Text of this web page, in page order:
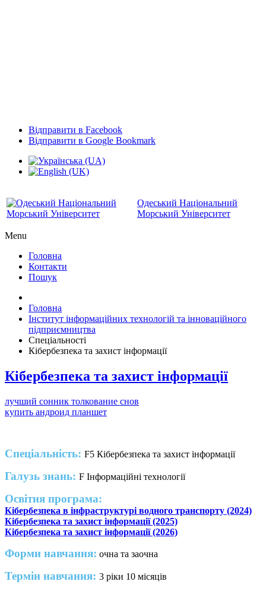
Відправити в Facebook
Відправити в Google Bookmark
Одеський Національний
Морський Університет
Menu
Головна
Контакти
Пошук
Головна
Інститут інформаційних технологій та інноваційного
підприємництва
Спеціальності
Кібербезпека та захист інформації
Кібербезпека та захист інформації
лучший сонник толкование снов
купить андроид планшет
Спеціальність: F5 Кібербезпека та захист інформації
Галузь знань: F Інформаційні технології
Освітня програма:
Кібербезпека в інфраструктурі водного транспорту (2024)
Кібербезпека та захист інформації (2025)
Кібербезпека та захист інформації (2026)
Форми навчання: очна та заочна
Термін навчання: 3 ріки 10 місяців